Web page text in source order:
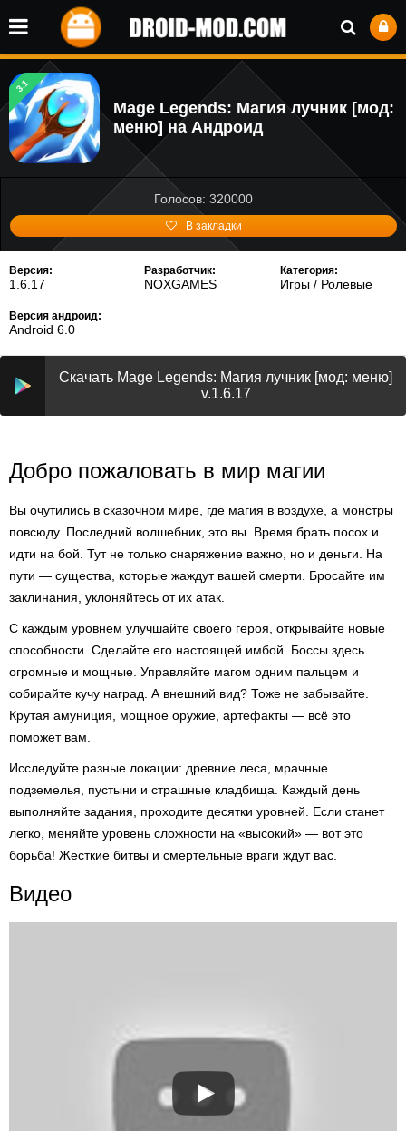
3.1
Mage Legends: Магия лучник [мод:
меню] на Андроид
Голосов: 320000
В закладки
Версия:
1.6.17
Разработчик:
NOXGAMES
Категория:
Игры/ Ролевые
Версия андроид:
Android 6.0
Скачать Mage Legends: Магия лучник [мод: меню]
v.1.6.17
Добро пожаловать в мир магии
Вы очутились в сказочном мире, где магия в воздухе, а монстры
повсюду. Последний волшебник, это вы. Время брать посох и
идти на бой. Тут не только снаряжение важно, но и деньги. На
пути — существа, которые жаждут вашей смерти. Бросайте им
заклинания, уклоняйтесь от их атак.
С каждым уровнем улучшайте своего героя, открывайте новые
способности. Сделайте его настоящей имбой. Боссы здесь
огромные и мощные. Управляйте магом одним пальцем и
собирайте кучу наград. А внешний вид? Тоже не забывайте.
Крутая амуниция, мощное оружие, артефакты — всё это
поможет вам.
Исследуйте разные локации: древние леса, мрачные
подземелья, пустыни и страшные кладбища. Каждый день
выполняйте задания, проходите десятки уровней. Если станет
легко, меняйте уровень сложности на «высокий» — вот это
борьба! Жесткие битвы и смертельные враги ждут вас.
Видео